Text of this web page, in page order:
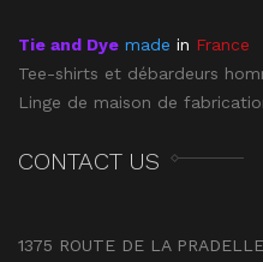
Tie and Dye made in France
Tee-shirts et débardeurs
Linge de maison de
CONTACT US
1375 ROUTE DE LA PRADELLE